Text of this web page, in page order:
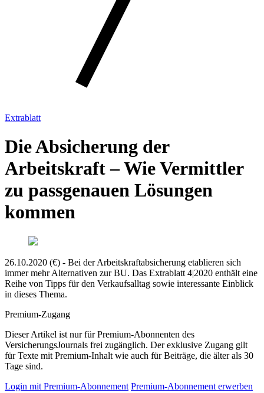
Extrablatt
Die Absicherung der
Arbeitskraft – Wie Vermittler
zu passgenauen Lösungen
kommen
26.10.2020 (€) - Bei der Arbeitskraftabsicherung etablieren sich
immer mehr Alternativen zur BU. Das Extrablatt 4|2020 enthält eine
Reihe von Tipps für den Verkaufsalltag sowie interessante Einblick
in dieses Thema.
Premium-Zugang
Dieser Artikel ist nur für Premium-Abonnenten des
VersicherungsJournals frei zugänglich. Der exklusive Zugang gilt
für Texte mit Premium-Inhalt wie auch für Beiträge, die älter als 30
Tage sind.
Login mit Premium-Abonnement Premium-Abonnement erwerben